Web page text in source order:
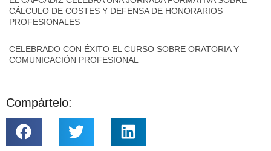
CÁLCULO DE COSTES Y DEFENSA DE HONORARIOS
PROFESIONALES
CELEBRADO CON ÉXITO EL CURSO SOBRE ORATORIA Y
COMUNICACIÓN PROFESIONAL
Compártelo: